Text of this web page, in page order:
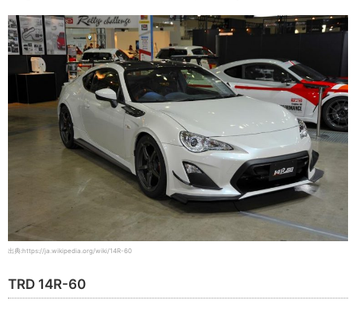
出典:https://ja.wikipedia.org/wiki/14R-60
TRD 14R-60